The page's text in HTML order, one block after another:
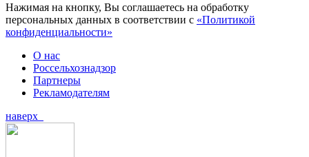
Нажимая на кнопку, Вы соглашаетесь на обработку
персональных данных в соответствии с «Политикой
конфиденциальности»
О нас
Россельхознадзор
Партнеры
Рекламодателям
наверх